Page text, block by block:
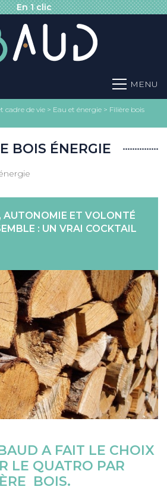
En 1 clic
MENU
cadre de vie > Eau et énergie > Filière bois
BOIS ÉNERGIE
AUTONOMIE ET VOLONTÉ
: UN VRAI COCKTAIL
A FAIT LE CHOIX
LE QUATRO PAR
BOIS.